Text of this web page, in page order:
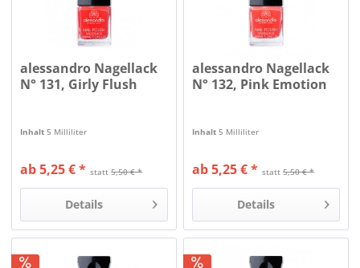
alessandro Nagellack
N° 131, Girly Flush
Inhalt5 Milliliter
statt5,50 € *
ab 5,25 € *
Details
alessandro Nagellack
N° 132, Pink Emotion
Inhalt5 Milliliter
statt5,50 € *
ab 5,25 € *
Details